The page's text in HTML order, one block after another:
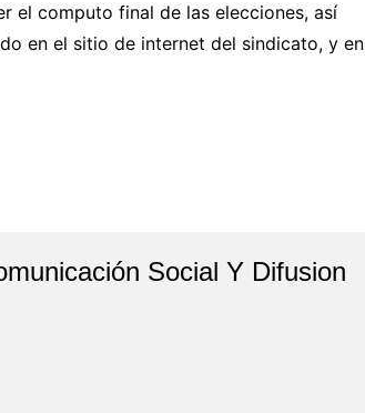
el computo final de las elecciones, así
en el sitio de internet del sindicato, y en
Social Y Difusion